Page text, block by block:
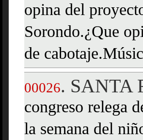
opina del
Sorondo.¿Que
de
00026. SANTA
congreso relega
la semana del